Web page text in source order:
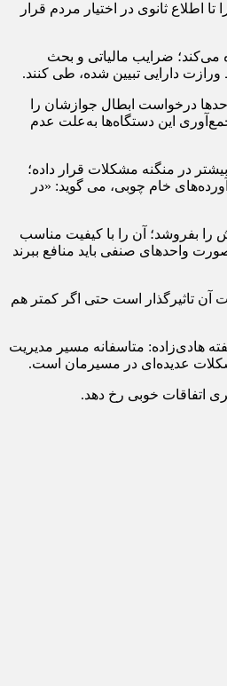
اطلاع ثانوی در اختیار مردم قرار
می‌کند؛ ضرایب مالیاتی و بحث
دارایی تبیین شده، طی کنند.
درخواست ابطال جوازشان را
این دستگاه‌ها به‌علت عدم
در منگنه مشکلات قرار داده؛
چوب و تخته و فرآورده‌های خام چوبی، می گوید: «در
را بفروشد؛ آن را با کیفیت مناسب
واحدهای صنفی باید منافع ببرند
دریافت مالیات اشاره می‌کند که امسال از 6هزار همت به 12هزار همت رسیده و تبعات آن تاثیرگذار است حتی اگر کمتر هم
هادی‌زاده: متاسفانه مسیر مدیریت
عدیده‌ای در مسیرمان است.
اتفاقات خوبی رخ دهد.